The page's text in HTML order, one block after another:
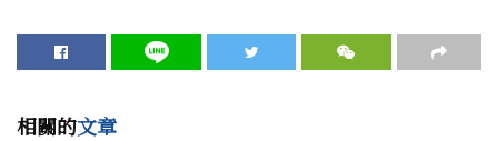
相關的文章